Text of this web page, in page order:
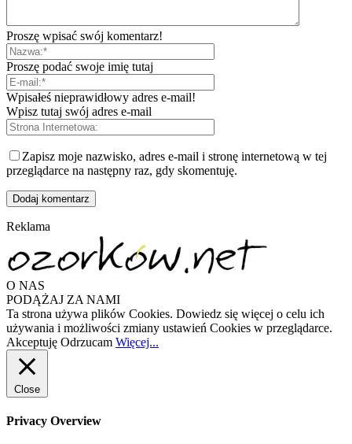
Proszę wpisać swój komentarz!
Proszę podać swoje imię tutaj
Wpisałeś nieprawidłowy adres e-mail!
Wpisz tutaj swój adres e-mail
Zapisz moje nazwisko, adres e-mail i stronę internetową w tej
przeglądarce na następny raz, gdy skomentuję.
Reklama
O NAS
PODĄŻAJ ZA NAMI
Ta strona używa plików Cookies. Dowiedz się więcej o celu ich
używania i możliwości zmiany ustawień Cookies w przeglądarce.
Akceptuję Odrzucam Więcej...
Close
Privacy Overview